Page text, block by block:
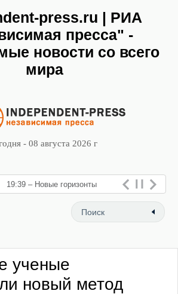
press.ru | РИА
пресса" -
новости со всего
мира
- 08 августа 2026 г
19:39 – Новые горизонты
флебологии: в Москве
открылся «Городской центр
ученые
новый метод